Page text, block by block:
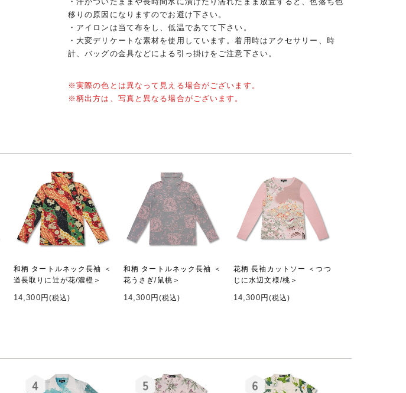
移りの原因になりますのでお避け下さい。
・アイロンは当て布をし、低温であてて下さい。
・大変デリケートな素材を使用しています。着用時はアクセサリー、時
計、バッグの金具などによる引っ掛けをご注意下さい。
※実際の色とは異なって見える場合がございます。
※柄出方は、写真と異なる場合がございます。
和柄 タートルネック長袖 ＜
道長取りに辻が花/濃橙＞
14,300円 (税込)
和柄 タートルネック長袖 ＜
花うさぎ/鼠桃＞
14,300円 (税込)
花柄 長袖カットソー ＜つつ
じに水辺文様/桃＞
14,300円 (税込)